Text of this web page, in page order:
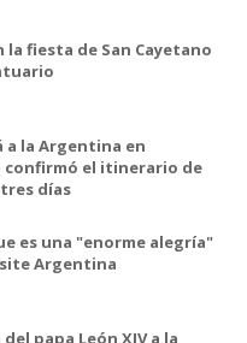
fiesta de San Cayetano
a la Argentina en
confirmó el itinerario de
días
es una "enorme alegría"
Argentina
papa León XIV a la